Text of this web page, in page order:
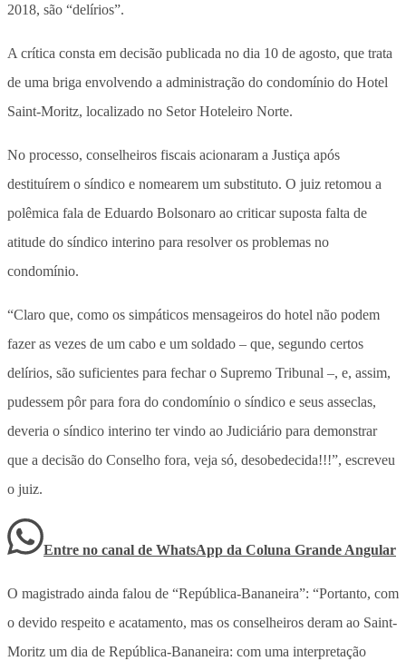
2018, são “delírios”.
A crítica consta em decisão publicada no dia 10 de agosto, que trata
de uma briga envolvendo a administração do condomínio do Hotel
Saint-Moritz, localizado no Setor Hoteleiro Norte.
No processo, conselheiros fiscais acionaram a Justiça após
destituírem o síndico e nomearem um substituto. O juiz retomou a
polêmica fala de Eduardo Bolsonaro ao criticar suposta falta de
atitude do síndico interino para resolver os problemas no
condomínio.
“Claro que, como os simpáticos mensageiros do hotel não podem
fazer as vezes de um cabo e um soldado – que, segundo certos
delírios, são suficientes para fechar o Supremo Tribunal –, e, assim,
pudessem pôr para fora do condomínio o síndico e seus asseclas,
deveria o síndico interino ter vindo ao Judiciário para demonstrar
que a decisão do Conselho fora, veja só, desobedecida!!!”, escreveu
o juiz.
Entre no canal de WhatsApp da Coluna Grande Angular
O magistrado ainda falou de “República-Bananeira”: “Portanto, com
o devido respeito e acatamento, mas os conselheiros deram ao Saint-
Moritz um dia de República-Bananeira: com uma interpretação